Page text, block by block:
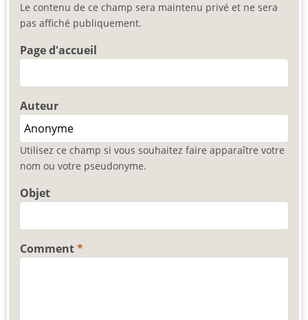
Le contenu de ce champ sera maintenu privé et ne sera
pas affiché publiquement.
Page d'accueil
Auteur
Utilisez ce champ si vous souhaitez faire apparaître votre
nom ou votre pseudonyme.
Objet
Comment